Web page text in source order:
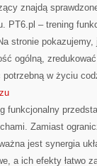
znajdą
PT6.pl – trening
stronie
ogólną,
w życiu
funkcjonalny
Zamiast
jest synergia
a ich efekty łatwo